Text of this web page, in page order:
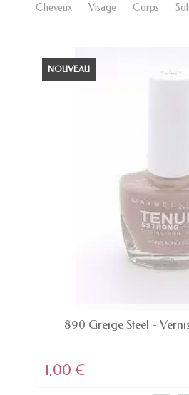
Cheveux
Visage Corps
NOUVEAU
DERNIERS
890 Greige Steel -
1,00 €